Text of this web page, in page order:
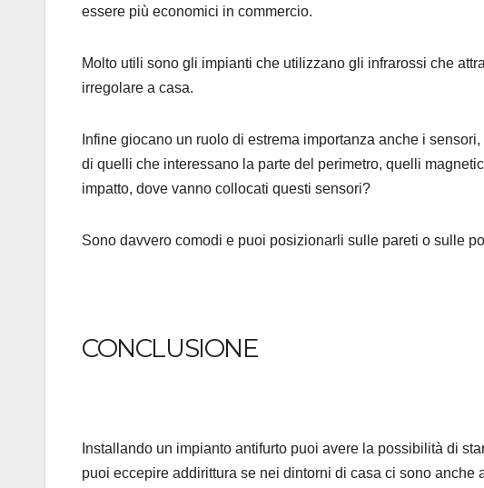
essere più economici in commercio.
Molto utili sono gli impianti che utilizzano gli infrarossi che
irregolare a casa.
Infine giocano un ruolo di estrema importanza anche i
di quelli che interessano la parte del perimetro, quelli
impatto, dove vanno collocati questi sensori?
Sono davvero comodi e puoi posizionarli sulle pareti o sulle
CONCLUSIONE
Installando un impianto antifurto puoi avere la possibilità di
puoi eccepire addirittura se nei dintorni di casa ci sono